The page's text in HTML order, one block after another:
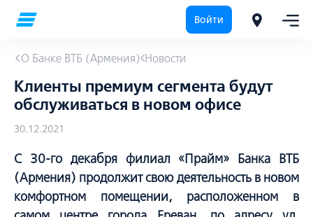
Войти
О Банке ВТБ (Армения) Новости
Клиенты премиум сегмента будут
обслуживаться в новом офисе
30.12.2021
С 30-го декабря филиал «Прайм» Банка ВТБ
(Армения) продолжит свою деятельность в новом
комфортном помещении, расположенном в